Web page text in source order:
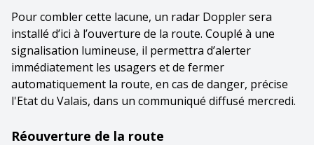
Pour combler cette lacune, un radar Doppler sera
installé d’ici à l’ouverture de la route. Couplé à une
signalisation lumineuse, il permettra d’alerter
immédiatement les usagers et de fermer
automatiquement la route, en cas de danger, précise
l'Etat du Valais, dans un communiqué diffusé mercredi.
Réouverture de la route